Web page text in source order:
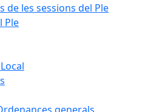
de les sessions del Ple
Ple